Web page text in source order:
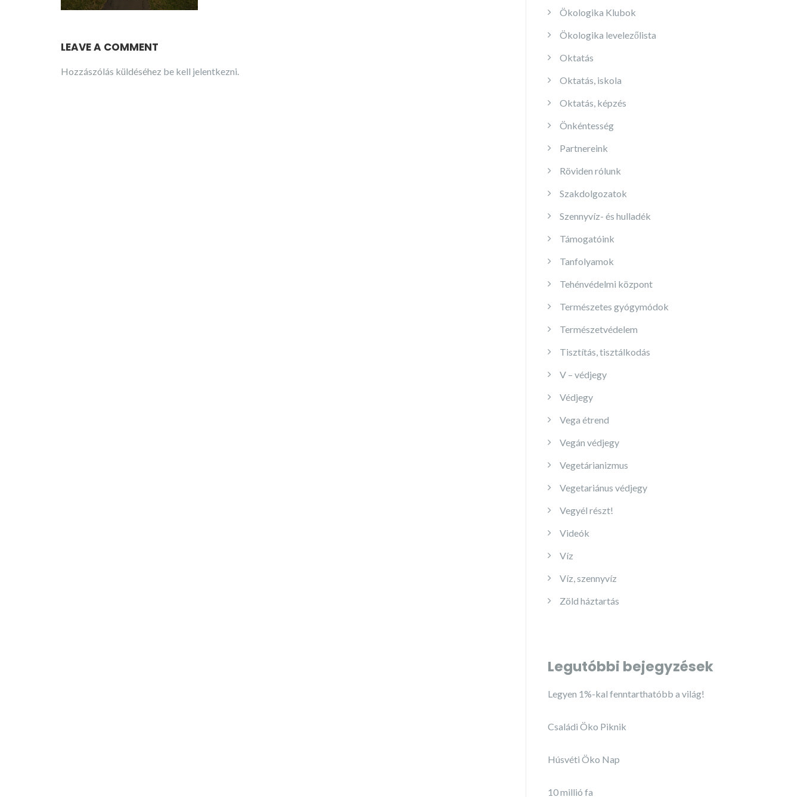
LEAVE A COMMENT
Hozzászólás küldéséhez be kell jelentkezni.
Ökologika Klubok
Ökologika levelezőlista
Oktatás
Oktatás, iskola
Oktatás, képzés
Önkéntesség
Partnereink
Röviden rólunk
Szakdolgozatok
Szennyvíz- és hulladék
Támogatóink
Tanfolyamok
Tehénvédelmi központ
Természetes gyógymódok
Természetvédelem
Tisztítás, tisztálkodás
V – védjegy
Védjegy
Vega étrend
Vegán védjegy
Vegetárianizmus
Vegetariánus védjegy
Vegyél részt!
Videók
Víz
Víz, szennyvíz
Zöld háztartás
Legutóbbi bejegyzések
Legyen 1%-kal fenntarthatóbb a világ!
Családi Öko Piknik
Húsvéti Öko Nap
10 millió fa